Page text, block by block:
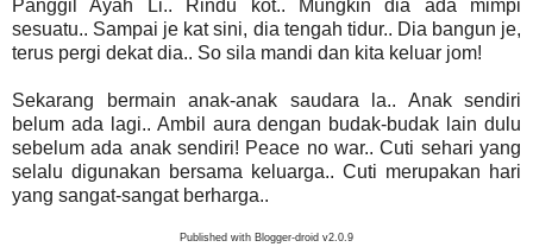
Panggil Ayah Li.. Rindu kot.. Mungkin dia ada mimpi
sesuatu.. Sampai je kat sini, dia tengah tidur.. Dia bangun je,
terus pergi dekat dia.. So sila mandi dan kita keluar jom!
Sekarang bermain anak-anak saudara la.. Anak sendiri
belum ada lagi.. Ambil aura dengan budak-budak lain dulu
sebelum ada anak sendiri! Peace no war.. Cuti sehari yang
selalu digunakan bersama keluarga.. Cuti merupakan hari
yang sangat-sangat berharga..
Published with Blogger-droid v2.0.9